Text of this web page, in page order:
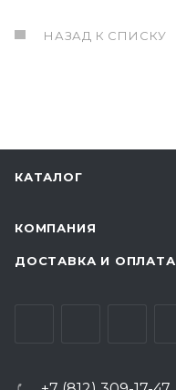
НАЗАД К СПИСКУ
КАТАЛОГ
КОМПАНИЯ
ДОСТАВКА И ОПЛАТА